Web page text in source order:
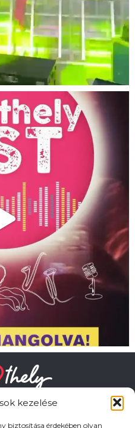
kezelése
biztosítása érdekében olyan